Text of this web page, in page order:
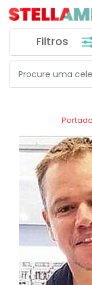
Filtros
Portada